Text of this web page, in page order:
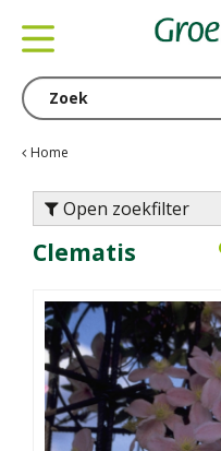
Home
Open zoekfilter
Clematis